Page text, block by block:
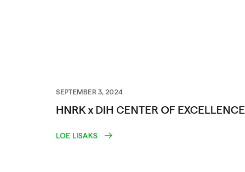
SEPTEMBER 3, 2024
HNRK x DIH CENTER OF EXCELLENCE
LOE LISAKS